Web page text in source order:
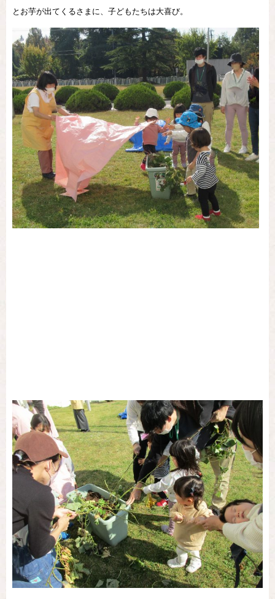
とお芋が出てくるさまに、子どもたちは大喜び。